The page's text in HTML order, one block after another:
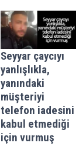
Seyyar çaycıyı
yanlışlıkla,
yanındaki
müşteriyi
telefon iadesini
kabul etmediği
için vurmuş